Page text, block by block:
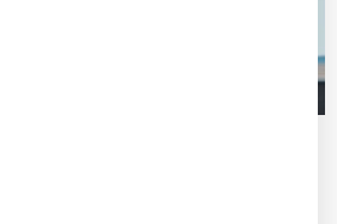
Regeln für die Nutzung von
für mehr Transparenz,
im Fuhrpark. Erfahren